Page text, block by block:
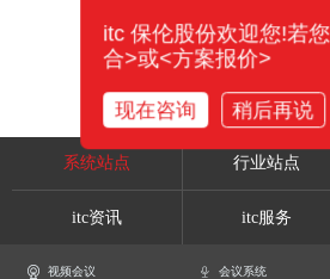
系统站点 行业站点
itc资讯 itc服务
视频会议 会议系统
itc 保伦股份欢迎您!若
合>或<方案报价>
现在咨询 稍后再说